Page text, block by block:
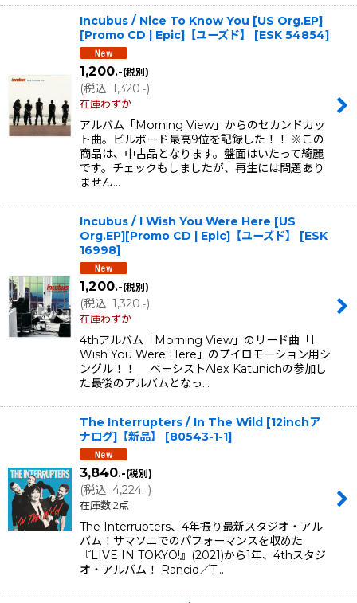
Incubus / Nice To Know You [US Org.EP]
[Promo CD | Epic]【ユーズド】
[ESK 54854]
1,200.-(税別)
(税込: 1,320.-)
在庫わずか
アルバム「Morning View」からのセカンドカッ
ト曲。ビルボード最高9位を記録した！！ ※この
商品は、中古品となります。盤面はいたって綺麗
です。チェックもしましたが、再生には問題あり
ません…
Incubus / I Wish You Were Here [US
Org.EP][Promo CD | Epic]【ユーズド】
[ESK
16998]
1,200.-(税別)
(税込: 1,320 .-)
在庫わずか
4thアルバム「Morning View」のリード曲「I
Wish You Were Here」のプイロモーション用シ
ングル！！ ベーシストAlex Katunichの参加し
た最後のアルバムとなっ…
The Interrupters / In The Wild [12inchア
ナログ]【新品】
[80543-1-1]
3,840.-(税別)
(税込: 4,224 .-)
在庫数 2点
The Interrupters、4年振り最新スタジオ・アル
バム！サマソニでのパフォーマンスを収めた
『LIVE IN TOKYO!』(2021)から1年、4thスタジ
オ・アルバム！ Rancid／T…